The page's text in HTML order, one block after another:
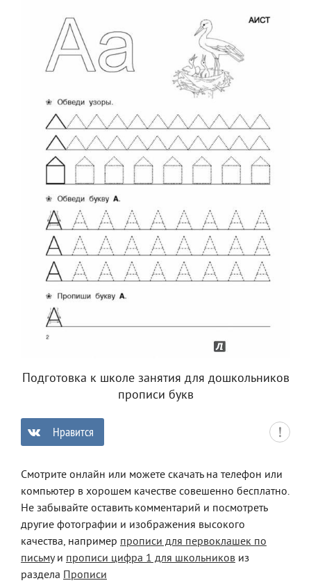
Подготовка к школе занятия для дошкольников
прописи букв
Нравится
Смотрите онлайн или можете скачать на телефон или
компьютер в хорошем качестве совешенно бесплатно.
Не забывайте оставить комментарий и посмотреть
другие фотографии и изображения высокого
качества, например прописи для первоклашек по
письмуи прописи цифра 1 для школьников из
раздела Прописи